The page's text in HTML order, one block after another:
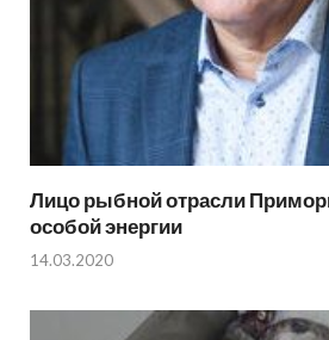
Лицо рыбной отрасли
особой энергии
14.03.2020